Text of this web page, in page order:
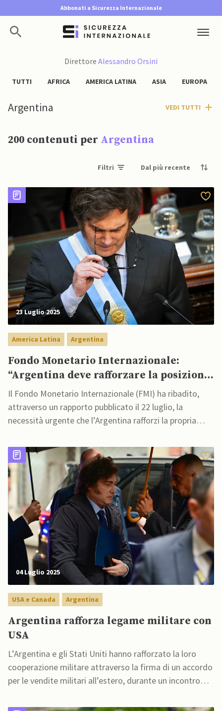
Abbonati a Sicurezza Internazionale
Direttore Alessandro Orsini
TUTTI AFRICA AMERICA LATINA ASIA EUROPA
Argentina VEDI TUTTI
200 contenuti per Argentina
Filtri
23 Luglio 2025
America Latina Argentina
Fondo Monetario Internazionale:
“Argentina deve rafforzare la posizione
finanziaria”
Il Fondo Monetario Internazionale (FMI) ha ribadito,
attraverso un rapporto pubblicato il 22 luglio, la
necessità urgente che l’Argentina rafforzi la propria
04 Luglio 2025
USA e Canada Argentina
Argentina rafforza legame militare con
USA
L’Argentina e gli Stati Uniti hanno rafforzato la loro
cooperazione militare attraverso la firma di un accordo
per le vendite militari all’estero, durante un incontro